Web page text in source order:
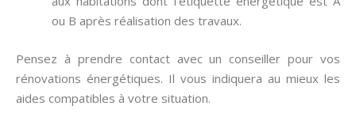
ou B après réalisation des travaux.
Pensez à prendre contact avec un conseiller pour vos
rénovations énergétiques. Il vous indiquera au mieux les
aides compatibles à votre situation.